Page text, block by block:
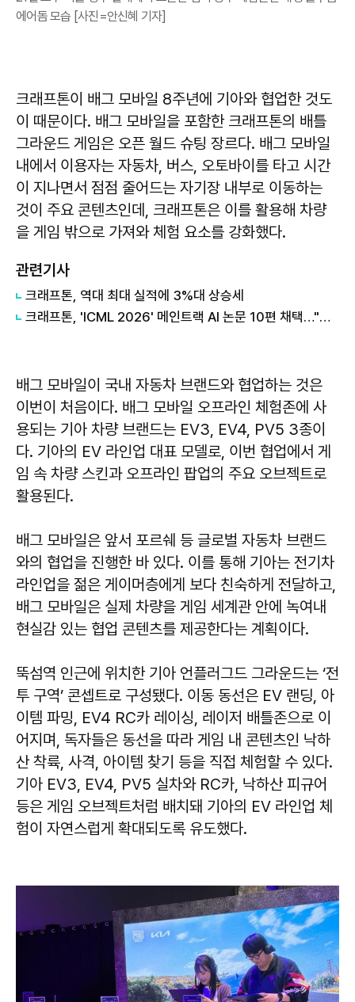
에어돔 모습 [사진=안신혜 기자]
크래프톤이 배그 모바일 8주년에 기아와 협업한 것도
이 때문이다. 배그 모바일을 포함한 크래프톤의 배틀
그라운드 게임은 오픈 월드 슈팅 장르다. 배그 모바일
내에서 이용자는 자동차, 버스, 오토바이를 타고 시간
이 지나면서 점점 줄어드는 자기장 내부로 이동하는
것이 주요 콘텐츠인데, 크래프톤은 이를 활용해 차량
을 게임 밖으로 가져와 체험 요소를 강화했다.
관련기사
크래프톤, 역대 최대 실적에 3%대 상승세
크래프톤, 'ICML 2026' 메인트랙 AI 논문 10편 채택…"역대 최대 성과"
배그 모바일이 국내 자동차 브랜드와 협업하는 것은
이번이 처음이다. 배그 모바일 오프라인 체험존에 사
용되는 기아 차량 브랜드는 EV3, EV4, PV5 3종이
다. 기아의 EV 라인업 대표 모델로, 이번 협업에서 게
임 속 차량 스킨과 오프라인 팝업의 주요 오브젝트로
활용된다.
배그 모바일은 앞서 포르쉐 등 글로벌 자동차 브랜드
와의 협업을 진행한 바 있다. 이를 통해 기아는 전기차
라인업을 젊은 게이머층에게 보다 친숙하게 전달하고,
배그 모바일은 실제 차량을 게임 세계관 안에 녹여내
현실감 있는 협업 콘텐츠를 제공한다는 계획이다.
뚝섬역 인근에 위치한 기아 언플러그드 그라운드는 ‘전
투 구역’ 콘셉트로 구성됐다. 이동 동선은 EV 랜딩, 아
이템 파밍, EV4 RC카 레이싱, 레이저 배틀존으로 이
어지며, 독자들은 동선을 따라 게임 내 콘텐츠인 낙하
산 착륙, 사격, 아이템 찾기 등을 직접 체험할 수 있다.
기아 EV3, EV4, PV5 실차와 RC카, 낙하산 피규어
등은 게임 오브젝트처럼 배치돼 기아의 EV 라인업 체
험이 자연스럽게 확대되도록 유도했다.